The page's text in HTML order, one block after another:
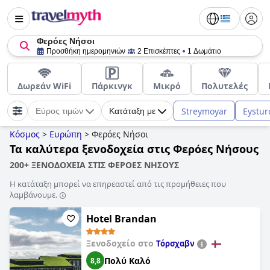
Φερόες Νήσοι
Προσθήκη ημερομηνιών 2 Επισκέπτες 1 Δωμάτιο
Δωρεάν WiFi Πάρκινγκ Μικρό Πολυτελές
Εύρος τιμών Κατάταξη με Streymoyar
Κόσμος > Ευρώπη > Φερόες Νήσοι
Τα καλύτερα ξενοδοχεία στις Φερόες Νήσους
200+ ΞΕΝΟΔΟΧΕΙΑ ΣΤΙΣ ΦΕΡΟΕΣ ΝΗΣΟΥΣ
Η κατάταξη μπορεί να επηρεαστεί από τις προμήθειες που
λαμβάνουμε.
Hotel Brandan
Ξενοδοχείο στο Τόρσχαβν
8,8 Πολύ Καλό